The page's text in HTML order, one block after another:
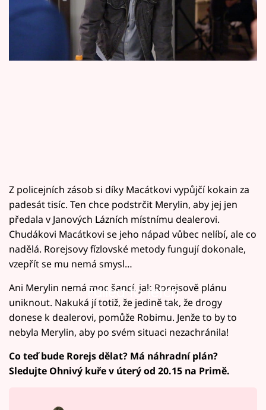
Sledujte prima+
Filmový festival Karlovy Vary
Sledujte nás
Z policejních zásob si díky Macátkovi vypůjčí kokain za
padesát tisíc. Ten chce podstrčit Merylin, aby jej jen
předala v Janových Lázních místnímu dealerovi.
Chudákovi Macátkovi se jeho nápad vůbec nelíbí, ale co
nadělá. Rorejsovy fízlovské metody fungují dokonale,
vzepřít se mu nemá smysl…
Failed to fetch
Ani Merylin nemá moc šancí, jak Rorejsově plánu
uniknout. Nakuká jí totiž, že jedině tak, že drogy
donese k dealerovi, pomůže Robimu. Jenže to by to
nebyla Merylin, aby po svém situaci nezachránila!
Co teď bude Rorejs dělat? Má náhradní plán?
Sledujte Ohnivý kuře v úterý od 20.15 na Primě.